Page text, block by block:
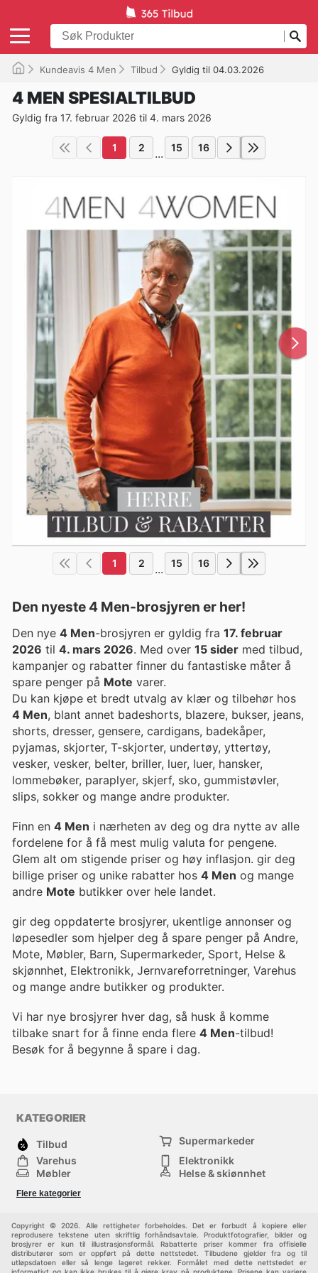
Kundeavis 4 Men Tilbud Gyldig til 04.03.2026
4 MEN SPESIALTILBUD
Gyldig fra 17. februar 2026 til 4. mars 2026
1 2 ... 15 16
1 2 ... 15 16
Den nyeste 4 Men-brosjyren er her!
Den nye 4 Men-brosjyren er gyldig fra 17. februar
2026 til 4. mars 2026. Med over 15 sider med tilbud,
kampanjer og rabatter finner du fantastiske måter å
spare penger på Mote varer.
Du kan kjøpe et bredt utvalg av klær og tilbehør hos
4 Men, blant annet badeshorts, blazere, bukser, jeans,
shorts, dresser, gensere, cardigans, badekåper,
pyjamas, skjorter, T-skjorter, undertøy, yttertøy,
vesker, vesker, belter, briller, luer, luer, hansker,
lommebøker, paraplyer, skjerf, sko, gummistøvler,
slips, sokker og mange andre produkter.
Finn en 4 Men i nærheten av deg og dra nytte av alle
fordelene for å få mest mulig valuta for pengene.
Glem alt om stigende priser og høy inflasjon. gir deg
billige priser og unike rabatter hos 4 Men og mange
andre Mote butikker over hele landet.
gir deg oppdaterte brosjyrer, ukentlige annonser og
løpesedler som hjelper deg å spare penger på Andre,
Mote, Møbler, Barn, Supermarkeder, Sport, Helse &
skjønnhet, Elektronikk, Jernvareforretninger, Varehus
og mange andre butikker og produkter.
Vi har nye brosjyrer hver dag, så husk å komme
tilbake snart for å finne enda flere 4 Men-tilbud!
Besøk for å begynne å spare i dag.
KATEGORIER
Tilbud
Supermarkeder
Varehus
Elektronikk
Møbler
Helse & skjønnhet
Sport
Flere kategorier
Copyright © 2026. Alle rettigheter forbeholdes. Det er forbudt å kopiere eller
reprodusere tekstene uten skriftlig forhåndsavtale. Produktfotografier, bilder og
brosjyrer er kun til illustrasjonsformål. Rabatterte priser kommer fra offisielle
distributører som er oppført på dette nettstedet. Tilbudene gjelder fra og til
utløpsdatoen eller så lenge lageret rekker. Formålet med dette nettstedet er